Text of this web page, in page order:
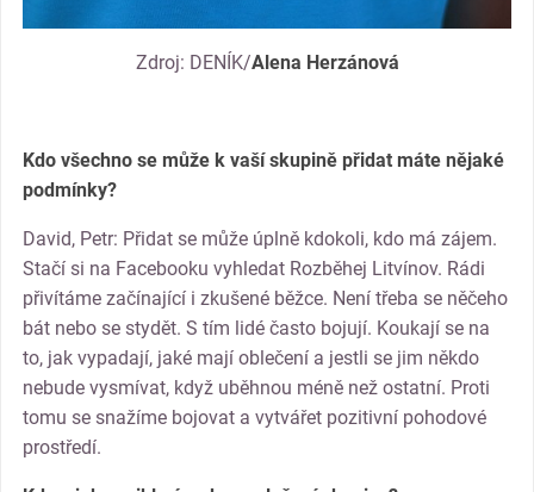
Zdroj: DENÍK/Alena Herzánová
Kdo všechno se může k vaší skupině přidat máte nějaké
podmínky?
David, Petr: Přidat se může úplně kdokoli, kdo má zájem.
Stačí si na Facebooku vyhledat Rozběhej Litvínov. Rádi
přivítáme začínající i zkušené běžce. Není třeba se něčeho
bát nebo se stydět. S tím lidé často bojují. Koukají se na
to, jak vypadají, jaké mají oblečení a jestli se jim někdo
nebude vysmívat, když uběhnou méně než ostatní. Proti
tomu se snažíme bojovat a vytvářet pozitivní pohodové
prostředí.